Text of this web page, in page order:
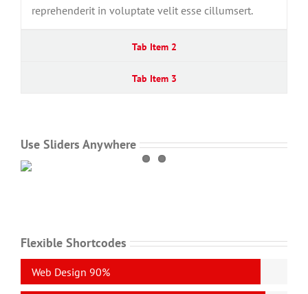
reprehenderit in voluptate velit esse cillumsert.
Tab Item 2
Tab Item 3
Use Sliders Anywhere
Flexible Shortcodes
Web Design 90%